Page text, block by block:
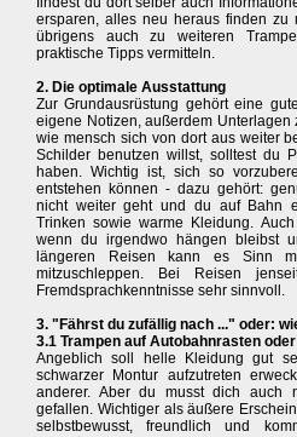
ersparen, alles neu heraus finden zu
übrigens auch zu weiteren
praktische Tipps vermitteln.
2. Die optimale Ausstattung
Zur Grundausrüstung gehört eine
eigene Notizen, außerdem Unterlagen
wie mensch sich von dort aus weiter
Schilder benutzen willst, solltest du
haben. Wichtig ist, sich so
entstehen können - dazu gehört:
nicht weiter geht und du auf Bahn
Trinken sowie warme Kleidung.
wenn du irgendwo hängen bleibst
längeren Reisen kann es Sinn
mitzuschleppen. Bei Reisen
Fremdsprachkenntnisse sehr sinnvoll.
3. "Fährst du zufällig nach ..." oder:
3.1 Trampen auf Autobahnrasten
Angeblich soll helle Kleidung gut
schwarzer Montur aufzutreten
anderer. Aber du musst dich auch
gefallen. Wichtiger als äußere
selbstbewusst, freundlich und